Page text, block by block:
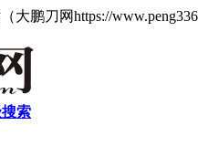
大鹏刀网https://
索